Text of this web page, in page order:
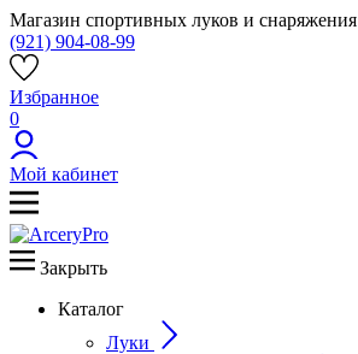
Магазин спортивных луков и снаряжения
(921) 904-08-99
Избранное
0
Мой кабинет
Закрыть
Каталог
Луки